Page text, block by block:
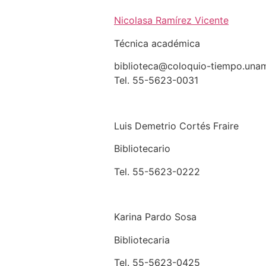
Nicolasa Ramírez Vicente
Técnica académica
biblioteca@coloquio-
Tel. 55-5623-0031
Luis Demetrio Cortés Fraire
Bibliotecario
Tel. 55-5623-0222
Karina Pardo Sosa
Bibliotecaria
Tel. 55-5623-0425